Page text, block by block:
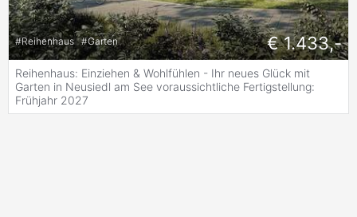
#Reihenhaus #Garten € 1.433,-
Reihenhaus: Einziehen & Wohlfühlen - Ihr neues Glück mit
Garten in Neusiedl am See voraussichtliche Fertigstellung:
Frühjahr 2027